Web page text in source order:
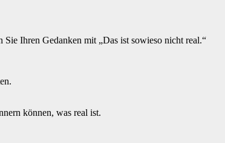
Ihren Gedanken mit „Das ist sowieso nicht real.“
können, was real ist.